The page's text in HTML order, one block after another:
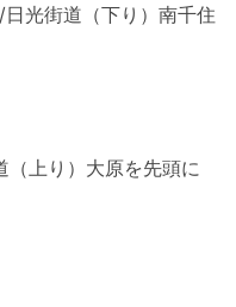
光街道（下り）南千住
（上り）大原を先頭に